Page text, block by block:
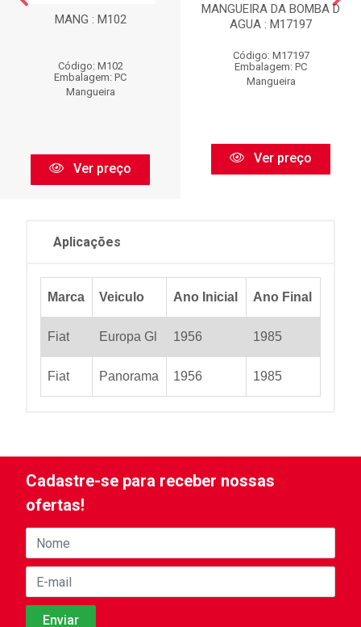
MANG : M102
Código: M102
Embalagem: PC
Mangueira
Ver preço
MANGUEIRA DA BOMBA D
AGUA : M17197
Código: M17197
Embalagem: PC
Mangueira
Ver preço
Aplicações
Marca Veiculo Ano Inicial Ano Final
Fiat Europa Gl 1956 1985
Fiat Panorama 1956 1985
Cadastre-se para receber nossas
ofertas!